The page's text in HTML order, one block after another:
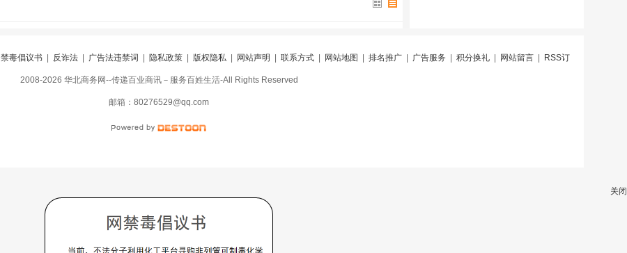
禁毒倡议书| 反诈法| 广告法违禁词 隐私政策| 版权隐私| 网站声明 联系方式| 网站地图 排名推广| 广告服务 积分换礼| 网站留言| RSS订
阅|违规举报|冀ICP备16010583号-5 |冀公网安备13098402000099号
2008-2026 华北商务网--传递百业商讯－服务百姓生活-All Rights Reserved
邮箱：80276529@qq.com
关闭